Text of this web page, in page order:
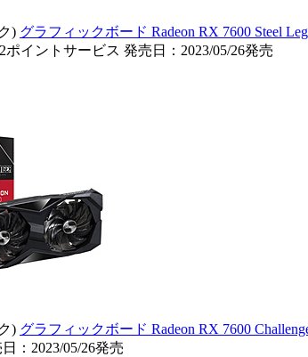
) グラフィックボード Radeon RX 7600 Steel
ポイントサービス 発売日：2023/05/26発売
) グラフィックボード Radeon RX 7600
：2023/05/26発売